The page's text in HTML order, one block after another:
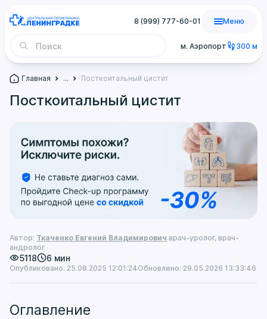
м. Аэропорт 300 м
8 (999) 777-60-01 Меню
Главная ... Посткоитальный цистит
Посткоитальный цистит
Автор: Ткаченко Евгений Владимирович врач-уролог, врач-
андролог
5118 6 мин
Опубликовано: 25.08.2025 12:01:24Обновлено: 29.05.2026 13:33:46
Оглавление